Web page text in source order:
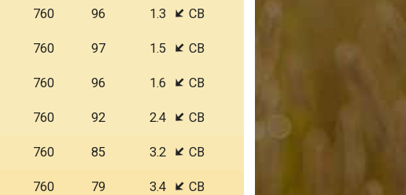
760 96 1.3 СВ
760 97 1.5 СВ
760 96 1.6 СВ
760 92 2.4 СВ
760 85 3.2 СВ
760 79 3.4 СВ